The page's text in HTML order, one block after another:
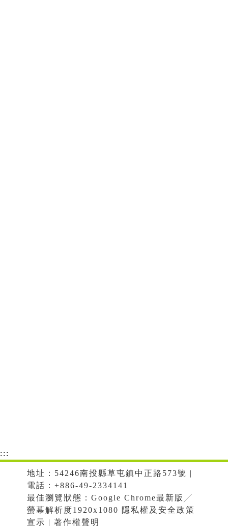
:::
地址：54246南投縣草屯鎮中正路573號 |
電話：+886-49-2334141
最佳瀏覽狀態：Google Chrome最新版╱
螢幕解析度1920x1080 隱私權及安全政策
宣示 | 著作權聲明